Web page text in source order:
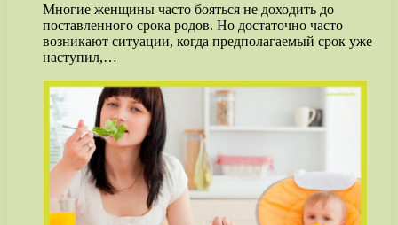
Многие женщины часто бояться не доходить до
поставленного срока родов. Но достаточно часто
возникают ситуации, когда предполагаемый срок уже
наступил,…